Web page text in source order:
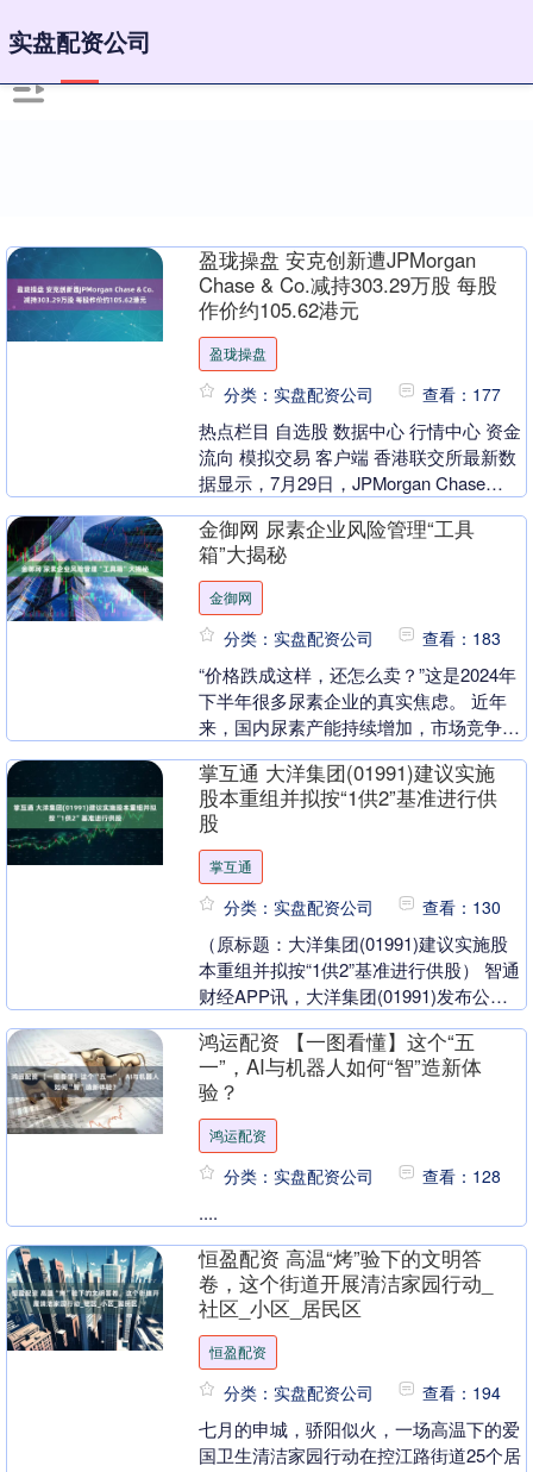
实盘配资公司
盈珑操盘 安克创新遭JPMorgan
Chase & Co.减持303.29万股 每股
作价约105.62港元
盈珑操盘
分类：实盘配资公司 查看：177
热点栏目 自选股 数据中心 行情中心 资金
流向 模拟交易 客户端 香港联交所最新数
据显示，7月29日，JPMorgan Chase
金御网 尿素企业风险管理“工具
箱”大揭秘
金御网
分类：实盘配资公司 查看：183
“价格跌成这样，还怎么卖？”这是2024年
下半年很多尿素企业的真实焦虑。 近年
来，国内尿素产能持续增加，市场竞争日
窘境。在....
掌互通 大洋集团(01991)建议实施
股本重组并拟按“1供2”基准进行供
股
掌互通
分类：实盘配资公司 查看：130
（原标题：大洋集团(01991)建议实施股
本重组并拟按“1供2”基准进行供股） 智通
财经APP讯，大洋集团(01991)发布公
鸿运配资 【一图看懂】这个“五
一”，AI与机器人如何“智”造新体
验？
鸿运配资
分类：实盘配资公司 查看：128
....
恒盈配资 高温“烤”验下的文明答
卷，这个街道开展清洁家园行动_
社区_小区_居民区
恒盈配资
分类：实盘配资公司 查看：194
七月的申城，骄阳似火，一场高温下的爱
国卫生清洁家园行动在控江路街道25个居